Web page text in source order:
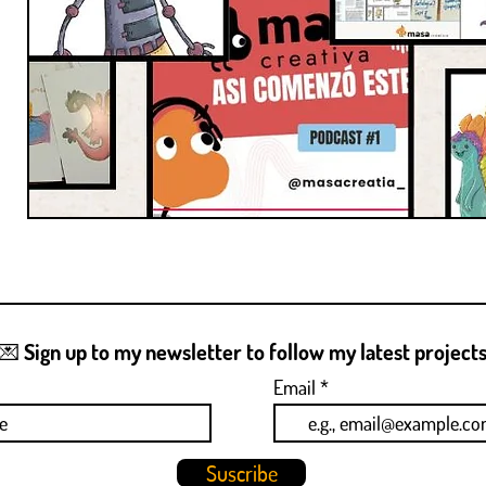
Sign up to my newsletter to follow my latest
Email
Suscribe